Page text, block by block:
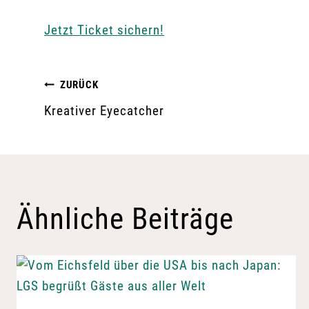
Jetzt Ticket sichern!
Beitragsnavigation
ZURÜCK
Kreativer Eyecatcher
Ähnliche Beiträge